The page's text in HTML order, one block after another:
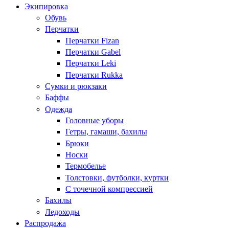
Экипировка
Обувь
Перчатки
Перчатки Fizan
Перчатки Gabel
Перчатки Leki
Перчатки Rukka
Сумки и рюкзаки
Баффы
Одежда
Головные уборы
Гетры, гамаши, бахилы
Брюки
Носки
Термобелье
Толстовки, футболки, куртки
С точечной компрессией
Бахилы
Ледоходы
Распродажа